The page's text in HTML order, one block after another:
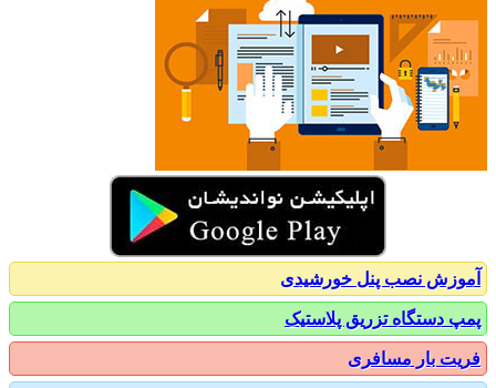
نصب پنل خورشیدی
دستگاه تزریق پلاستیک
بار مسافری